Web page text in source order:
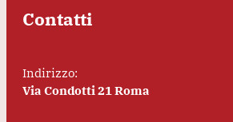
Contatti
Indirizzo:
Via Condotti 21 Roma